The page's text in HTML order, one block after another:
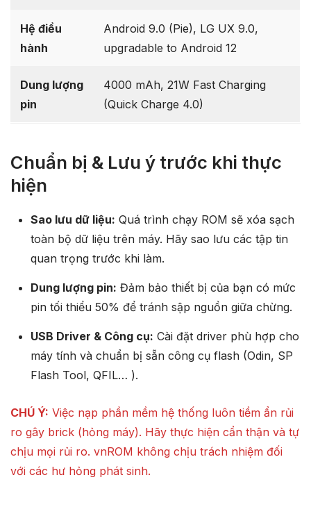
Hệ điều
hành
Android 9.0 (Pie), LG UX 9.0,
upgradable to Android 12
Dung lượng
pin
4000 mAh, 21W Fast Charging
(Quick Charge 4.0)
Chuẩn bị & Lưu ý trước khi thực
hiện
Sao lưu dữ liệu: Quá trình chạy ROM sẽ xóa sạch
toàn bộ dữ liệu trên máy. Hãy sao lưu các tập tin
quan trọng trước khi làm.
Dung lượng pin: Đảm bảo thiết bị của bạn có mức
pin tối thiểu 50% để tránh sập nguồn giữa chừng.
USB Driver & Công cụ: Cài đặt driver phù hợp cho
máy tính và chuẩn bị sẵn công cụ flash (Odin, SP
Flash Tool, QFIL… ).
CHÚ Ý: Việc nạp phần mềm hệ thống luôn tiềm ẩn rủi
ro gây brick (hỏng máy). Hãy thực hiện cẩn thận và tự
chịu mọi rủi ro. vnROM không chịu trách nhiệm đối
với các hư hỏng phát sinh.